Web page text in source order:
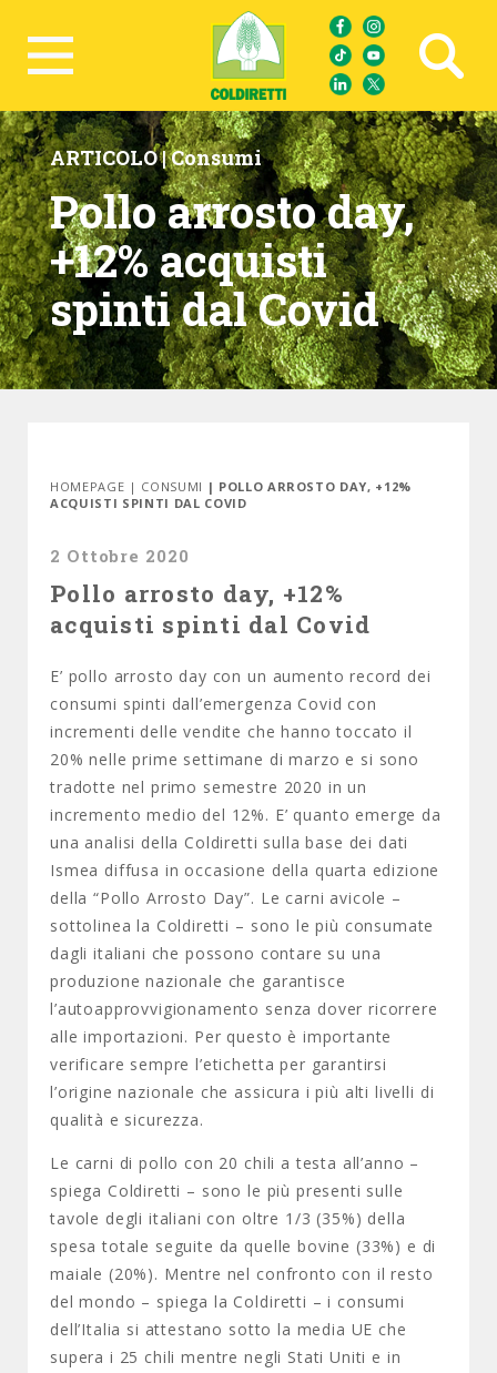
Ricerca avanzata
ARTICOLO |Consumi
Pollo arrosto day,
+12% acquisti
spinti dal Covid
HOMEPAGE | CONSUMI | POLLO ARROSTO DAY, +12%
ACQUISTI SPINTI DAL COVID
2 Ottobre 2020
Pollo arrosto day, +12%
acquisti spinti dal Covid
E’ pollo arrosto day con un aumento record dei
consumi spinti dall’emergenza Covid con
incrementi delle vendite che hanno toccato il
20% nelle prime settimane di marzo e si sono
tradotte nel primo semestre 2020 in un
incremento medio del 12%. E’ quanto emerge da
una analisi della Coldiretti sulla base dei dati
Ismea diffusa in occasione della quarta edizione
della “Pollo Arrosto Day”. Le carni avicole –
sottolinea la Coldiretti – sono le più consumate
dagli italiani che possono contare su una
produzione nazionale che garantisce
l’autoapprovvigionamento senza dover ricorrere
alle importazioni. Per questo è importante
verificare sempre l’etichetta per garantirsi
l’origine nazionale che assicura i più alti livelli di
qualità e sicurezza.
Le carni di pollo con 20 chili a testa all’anno –
spiega Coldiretti – sono le più presenti sulle
tavole degli italiani con oltre 1/3 (35%) della
spesa totale seguite da quelle bovine (33%) e di
maiale (20%). Mentre nel confronto con il resto
del mondo – spiega la Coldiretti – i consumi
dell’Italia si attestano sotto la media UE che
supera i 25 chili mentre negli Stati Uniti e in